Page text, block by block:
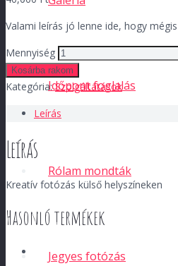
Időpont foglalás
Rólam mondták
Jegyes fotózás
Valami leírás jó lenne ide, hogy
Mennyiség
Kosárba rakom
Kategória:Szolgáltatások
Leírás
Leírás
Kreatív fotózás külső helyszíneken
Hasonló termékek